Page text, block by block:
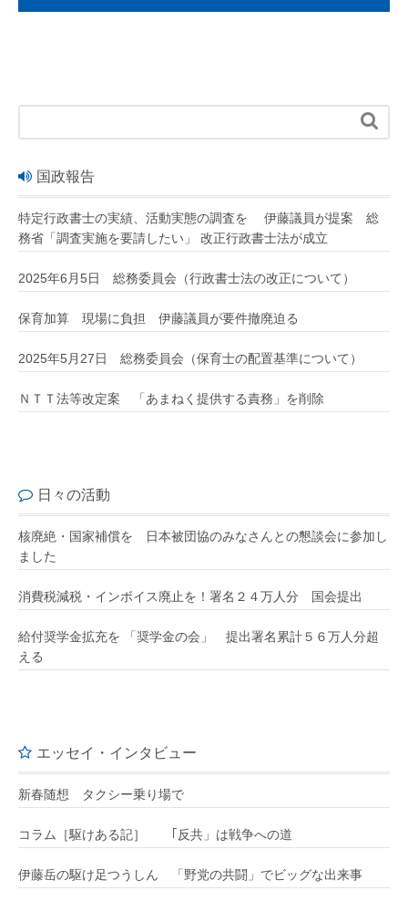

国政報告
特定行政書士の実績、活動実態の調査を 伊藤議員が提案 総
務省「調査実施を要請したい」 改正行政書士法が成立
2025年6月5日 総務委員会（行政書士法の改正について）
保育加算 現場に負担 伊藤議員が要件撤廃迫る
2025年5月27日 総務委員会（保育士の配置基準について）
ＮＴＴ法等改定案 「あまねく提供する責務」を削除
日々の活動
核廃絶・国家補償を 日本被団協のみなさんとの懇談会に参加し
ました
消費税減税・インボイス廃止を！署名２４万人分 国会提出
給付奨学金拡充を 「奨学金の会」 提出署名累計５６万人分超
える
エッセイ・インタビュー
新春随想 タクシー乗り場で
コラム［駆けある記］ ｢反共」は戦争への道
伊藤岳の駆け足つうしん 「野党の共闘」でビッグな出来事